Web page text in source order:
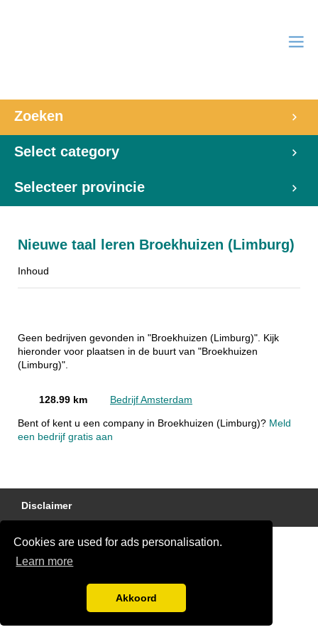
Cookies are used for ads personalisation.
Learn more
Akkoord
Zoeken
Select category
Selecteer provincie
Nieuwe taal leren Broekhuizen (Limburg)
Inhoud
Geen bedrijven gevonden in "Broekhuizen (Limburg)". Kijk
hieronder voor plaatsen in de buurt van "Broekhuizen
(Limburg)".
128.99 km Bedrijf Amsterdam
Bent of kent u een company in Broekhuizen (Limburg)? Meld
een bedrijf gratis aan
Disclaimer